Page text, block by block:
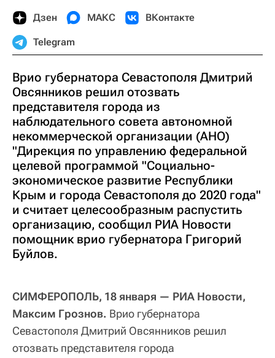
Дзен МАКС ВКонтакте
Telegram
Врио губернатора Севастополя Дмитрий
Овсянников решил отозвать
представителя города из
наблюдательного совета автономной
некоммерческой организации (АНО)
"Дирекция по управлению федеральной
целевой программой "Социально-
экономическое развитие Республики
Крым и города Севастополя до 2020 года"
и считает целесообразным распустить
организацию, сообщил РИА Новости
помощник врио губернатора Григорий
Буйлов.
СИМФЕРОПОЛЬ, 18 января — РИА Новости,
Максим Грознов. Врио губернатора
Севастополя Дмитрий Овсянников решил
отозвать представителя города